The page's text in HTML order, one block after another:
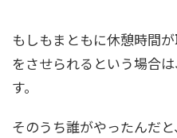
もしもまともに休憩時間
をさせられるという場合
す。
そのうち誰がやったんだ